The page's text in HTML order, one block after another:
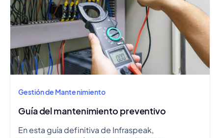
Gestión de Mantenimiento
Guía del mantenimiento preventivo
En esta guía definitiva de Infraspeak,